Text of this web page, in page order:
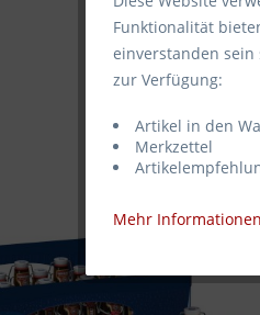
Funktionalität
einverstanden
zur Verfügung:
Artikel in den
Merkzettel
Mehr Informationen